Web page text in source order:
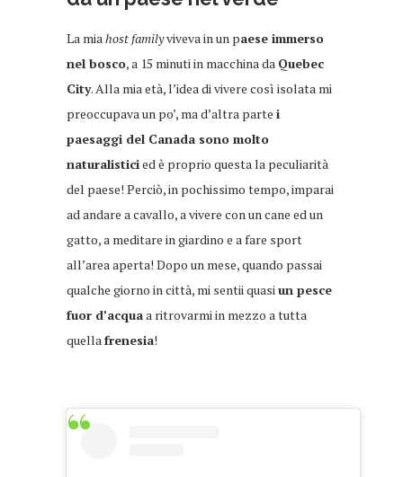
La miahost familyviveva in un paese immerso
nel bosco, a 15 minuti in macchina da Quebec
City. Alla mia età, l’idea di vivere così isolata mi
preoccupava un po’, ma d’altra parte i
paesaggi del Canada sono molto
naturalisticied è proprio questa la peculiarità
del paese! Perciò, in pochissimo tempo, imparai
ad andare a cavallo, a vivere con un cane ed un
gatto, a meditare in giardino e a fare sport
all’area aperta! Dopo un mese, quando passai
qualche giorno in città, mi sentii quasiun pesce
fuor d’acquaa ritrovarmi in mezzo a tutta
quellafrenesia!